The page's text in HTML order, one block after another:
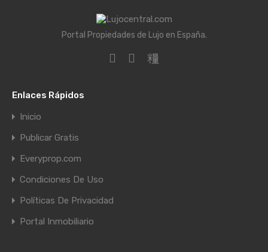
Portal Propiedades de Lujo en España.
Enlaces Rápidos
Inicio
Publicar Gratis
Everyprop.com
Condiciones De Uso
Políticas De Privacidad
Portal Inmobiliario